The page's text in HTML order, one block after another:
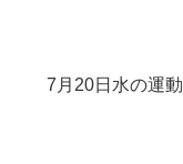
7月20日水の運動